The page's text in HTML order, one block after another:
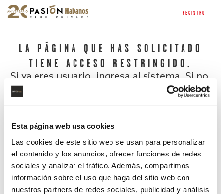
Esta página web usa cookies
Las cookies de este sitio web se usan para personalizar
el contenido y los anuncios, ofrecer funciones de redes
sociales y analizar el tráfico. Además, compartimos
información sobre el uso que haga del sitio web con
nuestros partners de redes sociales, publicidad y análisis
REGISTRO
LA PÁGINA QUE HAS SOLICITADO
TIENE ACCESO RESTRINGIDO.
Si ya eres usuario, ingresa al sistema. Si no,
¿Has olvidado tu contraseña?